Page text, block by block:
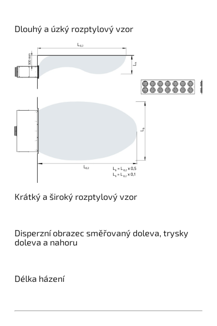
Dlouhý a úzký rozptylový vzor
Krátký a široký rozptylový vzor
Disperzní obrazec směřovaný doleva, trysky
doleva a nahoru
Délka házení